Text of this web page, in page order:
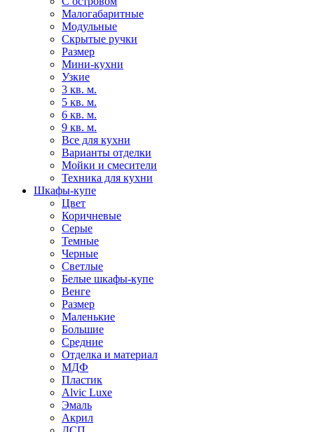
Малогабаритные
Модульные
Скрытые ручки
Размер
Мини-кухни
Узкие
3 кв. м.
5 кв. м.
6 кв. м.
9 кв. м.
Все для кухни
Варианты отделки
Мойки и смесители
Техника для кухни
Шкафы-купе
Цвет
Коричневые
Серые
Темные
Черные
Светлые
Белые шкафы-купе
Венге
Размер
Маленькие
Большие
Средние
Отделка и материал
МДФ
Пластик
Alvic Luxe
Эмаль
Акрил